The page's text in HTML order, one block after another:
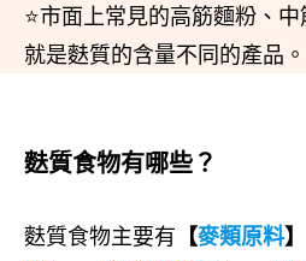
⭐市面上常見的高筋麵粉、
就是麩質的含量不同的產品。
麩質食物有哪些？
麩質食物主要有 【麥類原料